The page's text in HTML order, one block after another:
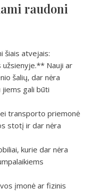
raudoni
šiais atvejais:
Nauji ar
šalių, dar nėra
gali būti
transporto priemonė
stotį ir dar nėra
kurie dar nėra
įmonė ar fizinis